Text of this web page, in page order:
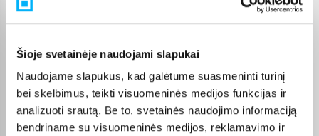
Šioje svetainėje naudojami slapukai
Naudojame slapukus, kad galėtume suasmeninti turinį
bei skelbimus, teikti visuomeninės medijos funkcijas ir
analizuoti srautą. Be to, svetainės naudojimo informaciją
bendriname su visuomeninės medijos, reklamavimo ir
kriterijus, todėl greičiau rasite jūsų poreikius atitinkantį
kitas pirkimo sąlygas.
BIGBOX.LT suteikia galimybę prekes nuo 150 Eur įsigyti su
nemokamu 24 mėnesių lizingu. Tai patogu, kai prekę norite
pirkti išsimokėtinai, paskirstant mokėjimą dalimis. Užsakytos
prekės pristatomos visoje Lietuvoje: į paštomatus nuo 2,29 €, o